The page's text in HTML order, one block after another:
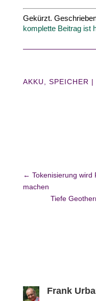
Gekürzt.
komplette Beitrag ist
AKKU SPEICHER |
← Tokenisierung wird
machen
Tiefe
Frank